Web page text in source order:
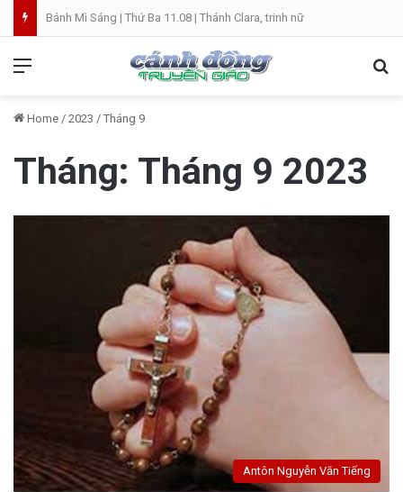
Bánh Mì Sáng | Thứ Ba 11.08 | Thánh Clara, trinh nữ
Home / 2023 / Tháng 9
Tháng: Tháng 9 2023
Antôn Nguyễn Văn Tiếng